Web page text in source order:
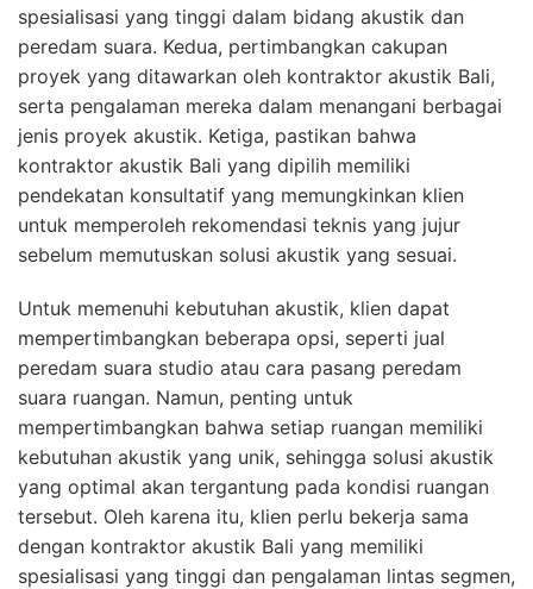
spesialisasi yang tinggi dalam bidang akustik dan
peredam suara. Kedua, pertimbangkan cakupan
proyek yang ditawarkan oleh kontraktor akustik Bali,
serta pengalaman mereka dalam menangani berbagai
jenis proyek akustik. Ketiga, pastikan bahwa
kontraktor akustik Bali yang dipilih memiliki
pendekatan konsultatif yang memungkinkan klien
untuk memperoleh rekomendasi teknis yang jujur
sebelum memutuskan solusi akustik yang sesuai.
Untuk memenuhi kebutuhan akustik, klien dapat
mempertimbangkan beberapa opsi, seperti jual
peredam suara studio atau cara pasang peredam
suara ruangan. Namun, penting untuk
mempertimbangkan bahwa setiap ruangan memiliki
kebutuhan akustik yang unik, sehingga solusi akustik
yang optimal akan tergantung pada kondisi ruangan
tersebut. Oleh karena itu, klien perlu bekerja sama
dengan kontraktor akustik Bali yang memiliki
spesialisasi yang tinggi dan pengalaman lintas segmen,